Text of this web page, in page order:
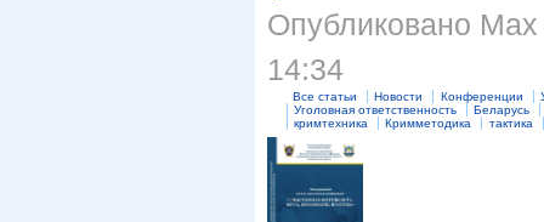
Опубликовано
14:34
Все статьи Новости Конференции
Уголовная ответственность
Беларусь
кримтехника
Кримметодика тактика